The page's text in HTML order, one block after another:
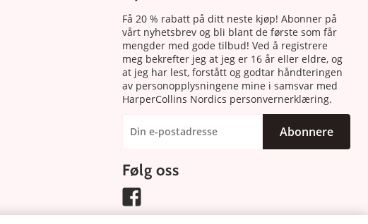
Få 20 % rabatt på ditt neste kjøp! Abonner på
vårt nyhetsbrev og bli blant de første som får
mengder med gode tilbud! Ved å registrere
meg bekrefter jeg at jeg er 16 år eller eldre, og
at jeg har lest, forstått og godtar håndteringen
av personopplysningene mine i samsvar med
HarperCollins Nordics personvernerklæring.
Abonnere
Følg oss